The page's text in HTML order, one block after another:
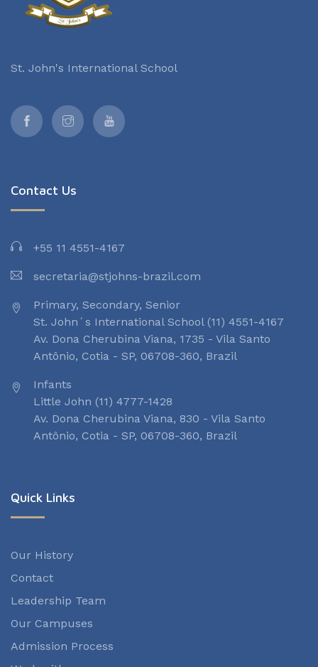
St. John's International School
Contact Us
+55 11 4551-4167
secretaria@stjohns-brazil.com
Primary, Secondary, Senior
St. John´s International School (11) 4551-4167
Av. Dona Cherubina Viana, 1735 - Vila Santo
Antônio, Cotia - SP, 06708-360, Brazil
Infants
Little John (11) 4777-1428
Av. Dona Cherubina Viana, 830 - Vila Santo
Antônio, Cotia - SP, 06708-360, Brazil
Quick Links
Our History
Contact
Leadership Team
Our Campuses
Admission Process